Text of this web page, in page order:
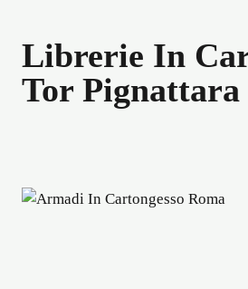
Librerie In
Tor Pignattara